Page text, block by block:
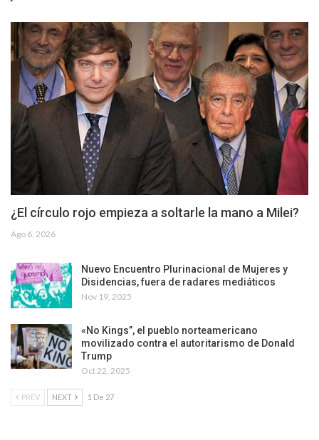
¿El círculo rojo empieza a soltarle la mano a Milei?
Ago 6, 2026
Nuevo Encuentro Plurinacional de Mujeres y
Disidencias, fuera de radares mediáticos
Nov 19, 2025
«No Kings”, el pueblo norteamericano
movilizado contra el autoritarismo de Donald
Trump
Oct 22, 2025
PREV NEXT 1 De 27